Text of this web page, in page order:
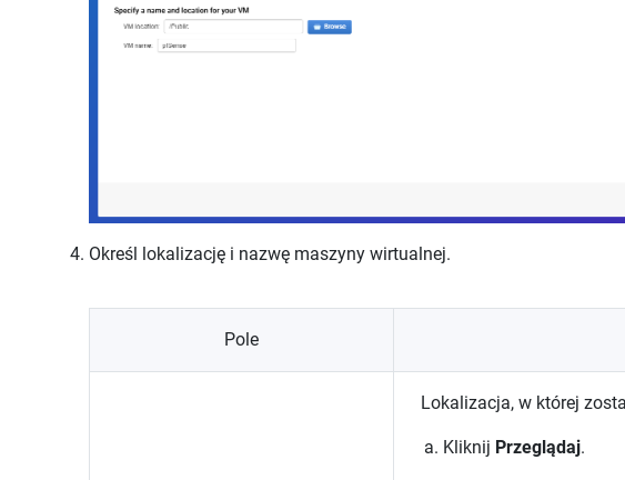
Określ lokalizację i nazwę maszyny wirtualnej.
Pole
Lokalizacja, w której
Kliknij Przeglądaj.